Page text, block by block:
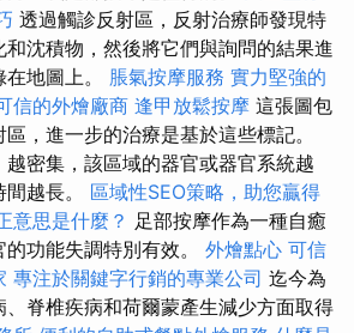
透過觸診反射區，反射治療師發現特
沈積物，然後將它們與詢問的結果進
地圖上。 脹氣按摩服務 實力堅強的
信的外燴廠商 逢甲放鬆按摩 這張圖包
，進一步的治療是基於這些標記。
密集，該區域的器官或器官系統越
越長。 區域性SEO策略，助您贏得
意思是什麼？ 足部按摩作為一種自癒
功能失調特別有效。 外燴點心 可信
專注於關鍵字行銷的專業公司 迄今為
脊椎疾病和荷爾蒙產生減少方面取得